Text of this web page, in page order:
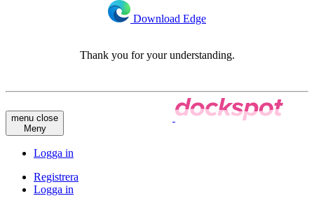
Download Edge
Thank you for your understanding.
menu close
Meny
Logga in
Registrera
Logga in